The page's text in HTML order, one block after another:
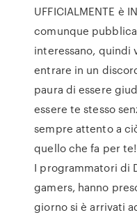
UFFICIALMENTE è
comunque
interessano, quindi
entrare in un
paura di essere
essere te stesso
sempre attento a
quello che fa per
I programmatori di
gamers, hanno
giorno si è arrivati